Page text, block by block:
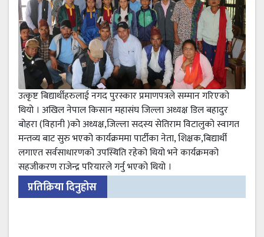
उत्कृष्ट बिद्यार्थीहरुलाई नगद पुरस्कार प्रमाणपत्रले सम्मान गरिएको
थियो । अखिल नेपाल किसान महासंघ जिल्ला अध्यक्ष डिल बहादुर
बोहरा (विहानी )को अध्यक्ष,जिल्ला सदस्य सेतिराम विटालुको स्वागत
मन्तव्य बाट सुरु भएको कार्यक्रममा पार्टीका नेता, शिक्षक,बिद्यार्थी
लगाएत सर्वसाधारणको उपस्थिति रहेको थियो भने कार्यक्रमको
सहजीकरण राजेन्द्र परियारले गर्नु भएको थियो ।
प्रतिक्रिया दिनुहोस